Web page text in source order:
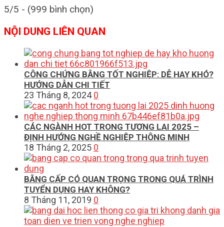
5/5 - (999 bình chọn)
NỘI DUNG LIÊN QUAN
CÔNG CHỨNG BẰNG TỐT NGHIỆP: DỄ HAY KHÓ?
HƯỚNG DẪN CHI TIẾT
23 Tháng 8, 2024 0
CÁC NGÀNH HOT TRONG TƯƠNG LAI 2025 –
ĐỊNH HƯỚNG NGHỀ NGHIỆP THÔNG MINH
18 Tháng 2, 2025 0
BẰNG CẤP CÓ QUAN TRỌNG TRONG QUÁ TRÌNH
TUYỂN DỤNG HAY KHÔNG?
8 Tháng 11, 2019 0